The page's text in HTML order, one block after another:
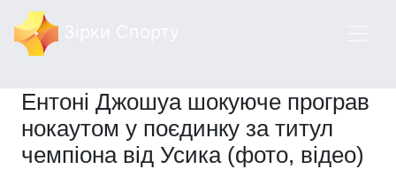
Ентоні Джошуа шокуюче програв
нокаутом у поєдинку за титул
чемпіона від Усика (фото, відео)